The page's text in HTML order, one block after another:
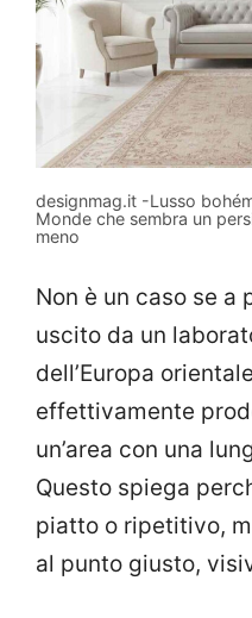
designmag.it -Lusso
Monde che sembra un
meno
Non è un caso se a
uscito da un
dell’Europa
effettivamente
un’area con una
Questo spiega
piatto o ripetitivo,
al punto giusto,